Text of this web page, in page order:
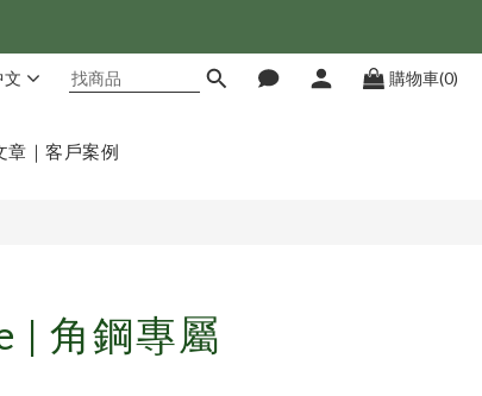
文 購物車(0)
章｜客戶案例
| 角鋼專屬
立即購買